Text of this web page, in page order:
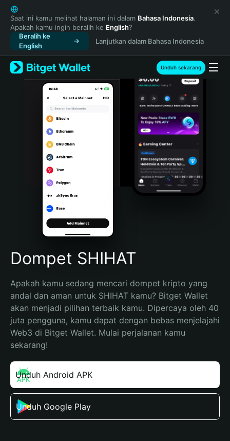
English
日本語
Tiếng Việt
Русский
Español (Latinoamérica)
Türkçe
Italiano
Português (Portugal)
Bahasa Indonesia
Português (Brasil)
Español (Argentina)
Saat ini kamu melihat halaman ini dalam Bahasa Indonesia.
Apakah kamu ingin beralih ke English?
Beralih ke
English
Lanjutkan dalam Bahasa Indonesia
Unduh sekarang
Dompet SHIHAT
Apakah kamu sedang mencari dompet kripto yang
andal dan aman untuk SHIHAT kamu? Bitget Wallet
akan menjadi pilihan terbaik kamu. Dipercaya oleh 40
juta pengguna, kamu dapat dengan bebas menjelajahi
Web3 di Bitget Wallet. Mulai perjalanan kamu
sekarang!
Unduh Android APK
Unduh Google Play